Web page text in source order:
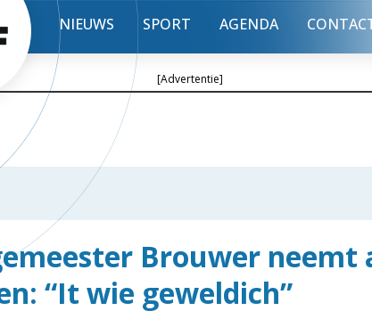
NIEUWS SPORT AGENDA
[Advertentie]
Brouwer neemt
“It wie geweldich”